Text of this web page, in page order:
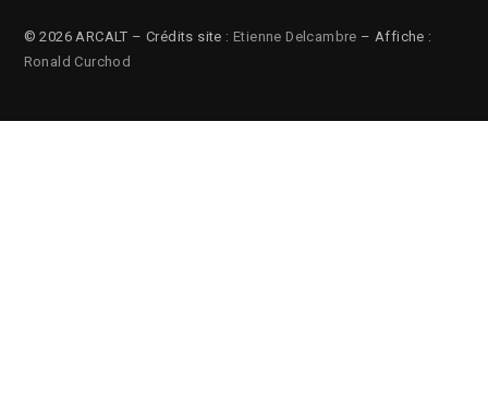
© 2026 ARCALT – Crédits site : Etienne Delcambre – Affiche :
Ronald Curchod